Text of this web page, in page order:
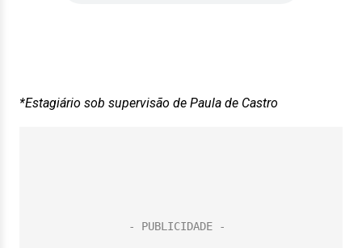
*Estagiário sob supervisão de Paula de Castro